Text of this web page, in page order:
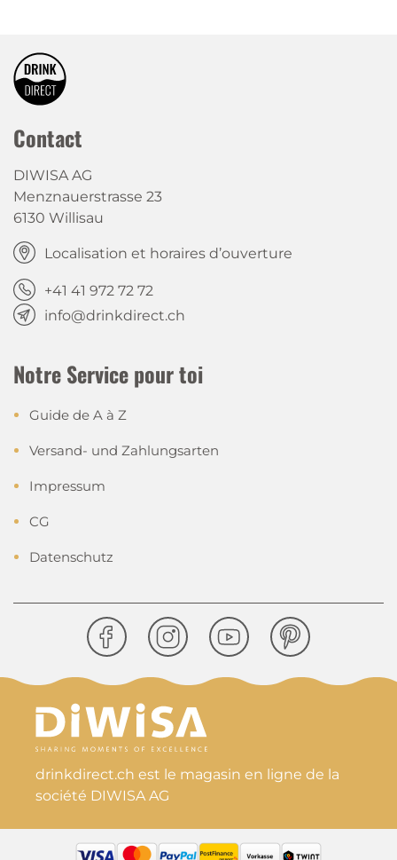
Contact
DIWISA AG
Menznauerstrasse 23
6130 Willisau
Localisation et horaires d’ouverture
+41 41 972 72 72
info@drinkdirect.ch
Notre Service pour toi
Guide de A à Z
Versand- und Zahlungsarten
Impressum
CG
Datenschutz
drinkdirect.ch est le magasin en ligne de la
société DIWISA AG